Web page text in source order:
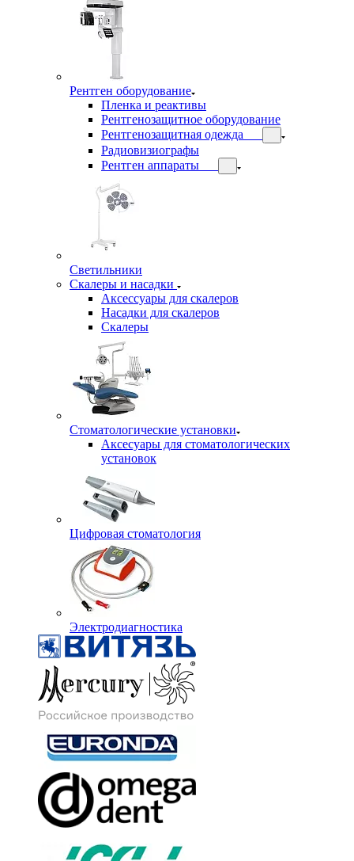
Рентген оборудование
Пленка и реактивы
Рентгенозащитное оборудование
Рентгенозащитная одежда
Радиовизиографы
Рентген аппараты
Светильники
Скалеры и насадки
Аксессуары для скалеров
Насадки для скалеров
Скалеры
Стоматологические установки
Аксесуары для стоматологических
установок
Цифровая стоматология
Электродиагностика